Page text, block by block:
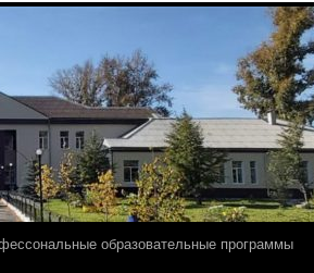
образовательные программы